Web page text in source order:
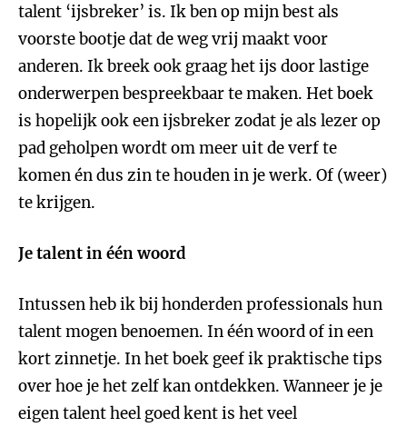
talent ‘ijsbreker’ is. Ik ben op mijn best als
voorste bootje dat de weg vrij maakt voor
anderen. Ik breek ook graag het ijs door lastige
onderwerpen bespreekbaar te maken. Het boek
is hopelijk ook een ijsbreker zodat je als lezer op
pad geholpen wordt om meer uit de verf te
komen én dus zin te houden in je werk. Of (weer)
te krijgen.
Je talent in één woord
Intussen heb ik bij honderden professionals hun
talent mogen benoemen. In één woord of in een
kort zinnetje. In het boek geef ik praktische tips
over hoe je het zelf kan ontdekken. Wanneer je je
eigen talent heel goed kent is het veel